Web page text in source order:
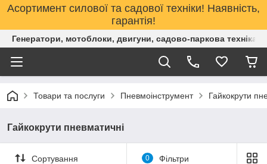
Асортимент силової та садової техніки! Наявність,
гарантія!
Генератори, мотоблоки, двигуни, садово-паркова техніка.
Товари та послуги Пневмоінструмент Гайкокрути
Гайкокрути пневматичні
Сортування 0 Фільтри